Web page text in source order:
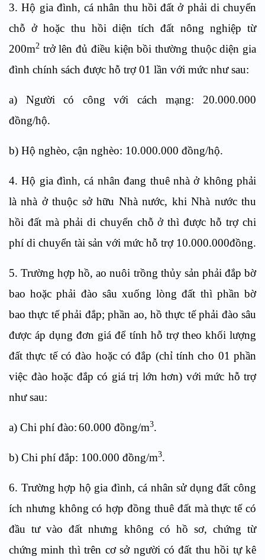
3. Hộ gia đình, cá nhân thu hồi đất ở phải di chuyển
chỗ ở hoặc thu hồi diện tích đất nông nghiệp từ
200m2 trở lên đủ điều kiện bồi thường thuộc diện gia
đình chính sách được hỗ trợ 01 lần với mức như sau:
a) Người có công với cách mạng: 20.000.000
đồng/hộ.
b) Hộ nghèo, cận nghèo: 10.000.000 đồng/hộ.
4. Hộ gia đình, cá nhân đang thuê nhà ở không phải
là nhà ở thuộc sở hữu Nhà nước, khi Nhà nước thu
hồi đất mà phải di chuyển chỗ ở thì được hỗ trợ chi
phí di chuyển tài sản với mức hỗ trợ 10.000.000đồng.
5. Trường hợp hồ, ao nuôi trồng thủy sản phải đắp bờ
bao hoặc phải đào sâu xuống lòng đất thì phần bờ
bao thực tế phải đắp; phần ao, hồ thực tế phải đào sâu
được áp dụng đơn giá để tính hỗ trợ theo khối lượng
đất thực tế có đào hoặc có đắp (chỉ tính cho 01 phần
việc đào hoặc đắp có giá trị lớn hơn) với mức hỗ trợ
như sau:
a) Chi phí đào:60.000 đồng/m3.
b) Chi phí đắp: 100.000 đồng/m3.
6. Trường hợp hộ gia đình, cá nhân sử dụng đất công
ích nhưng không có hợp đồng thuê đất mà thực tế có
đầu tư vào đất nhưng không có hồ sơ, chứng từ
chứng minh thì trên cơ sở người có đất thu hồi tự kê